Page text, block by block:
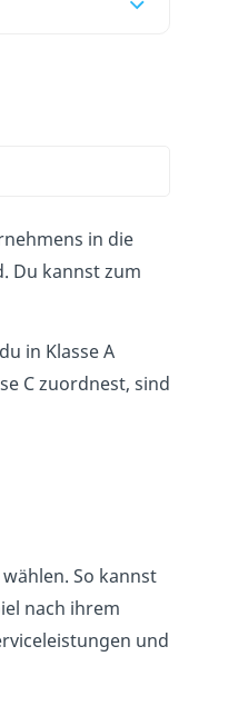
in die
Du kannst zum
in Klasse A
C zuordnest, sind
wählen. So kannst
nach ihrem
und